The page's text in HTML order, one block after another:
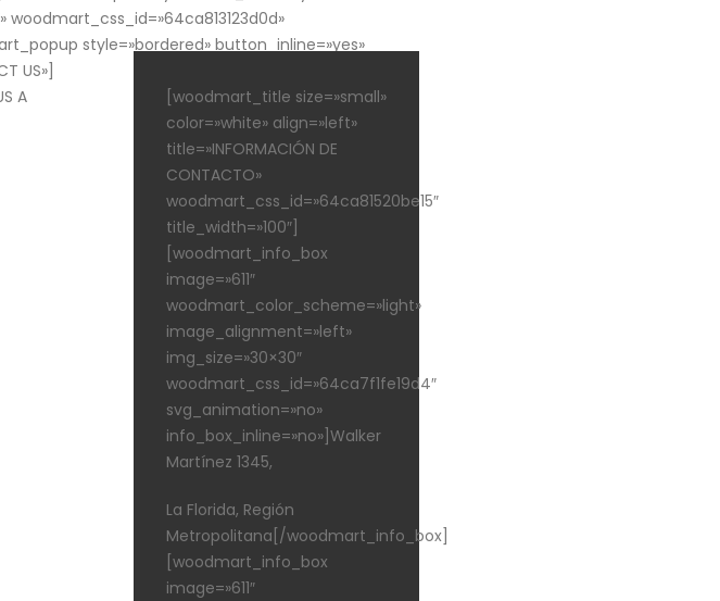
woodmart_css_id=»64ca813123d0d»
style=»bordered» button_inline=»yes»
US»]
A
[woodmart_title size=»small»
color=»white» align=»left»
title=»INFORMACIÓN DE
CONTACTO»
woodmart_css_id=»64ca81520be15″
title_width=»100″]
[woodmart_info_box
image=»611″
woodmart_color_scheme=»light»
image_alignment=»left»
img_size=»30×30″
woodmart_css_id=»64ca7f1fe19d4″
svg_animation=»no»
info_box_inline=»no»]Walker
Martínez 1345,
La Florida, Región
Metropolitana[/woodmart_info_box]
[woodmart_info_box
image=»611″